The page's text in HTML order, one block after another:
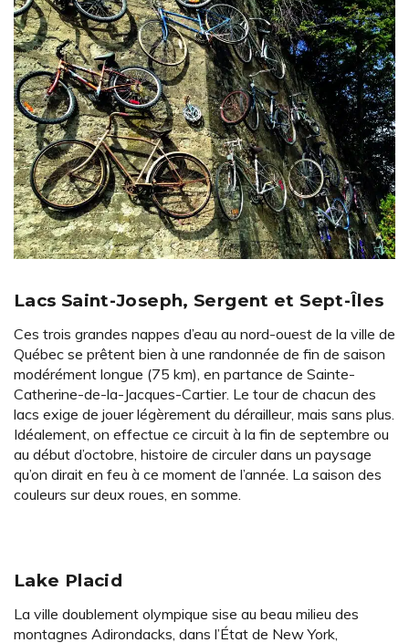
Lacs Saint-Joseph, Sergent et Sept-Îles
Ces trois grandes nappes d’eau au nord-ouest de la ville de
Québec se prêtent bien à une randonnée de fin de saison
modérément longue (75 km), en partance de Sainte-
Catherine-de-la-Jacques-Cartier. Le tour de chacun des
lacs exige de jouer légèrement du dérailleur, mais sans plus.
Idéalement, on effectue ce circuit à la fin de septembre ou
au début d’octobre, histoire de circuler dans un paysage
qu’on dirait en feu à ce moment de l’année. La saison des
couleurs sur deux roues, en somme.
Lake Placid
La ville doublement olympique sise au beau milieu des
montagnes Adirondacks, dans l’État de New York,